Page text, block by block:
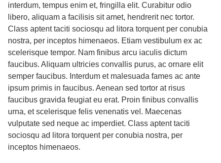
interdum, tempus enim et, fringilla elit. Curabitur odio
libero, aliquam a facilisis sit amet, hendrerit nec tortor.
Class aptent taciti sociosqu ad litora torquent per conubia
nostra, per inceptos himenaeos. Etiam vestibulum ex ac
scelerisque tempor. Nam finibus arcu iaculis dictum
faucibus. Aliquam ultricies convallis purus, ac ornare elit
semper faucibus. Interdum et malesuada fames ac ante
ipsum primis in faucibus. Aenean sed tortor at risus
faucibus gravida feugiat eu erat. Proin finibus convallis
urna, et scelerisque felis venenatis vel. Maecenas
vulputate sed neque ac imperdiet. Class aptent taciti
sociosqu ad litora torquent per conubia nostra, per
inceptos himenaeos.